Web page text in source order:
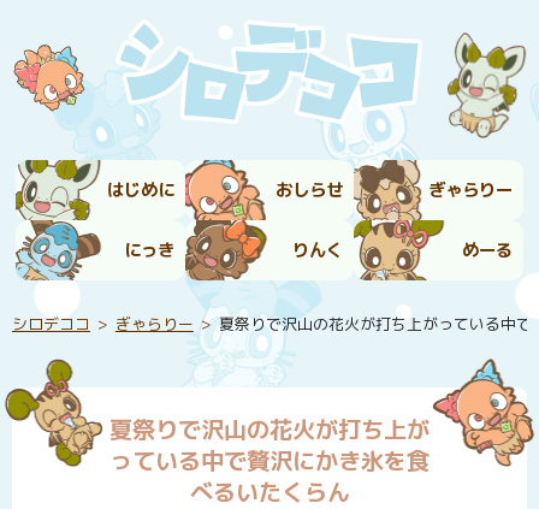
はじめに おしらせ ぎゃらりー
にっき りんく めーる
シロデココ ぎゃらりー 夏祭りで沢山の花火が打ち上がっている中
夏祭りで沢山の花火が打ち上が
っている中で贅沢にかき氷を食
べるいたくらん